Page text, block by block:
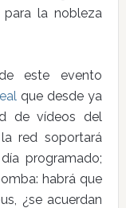
la nobleza
este evento
que desde ya
de vídeos del
red soportará
programado;
habrá que
¿se acuerdan